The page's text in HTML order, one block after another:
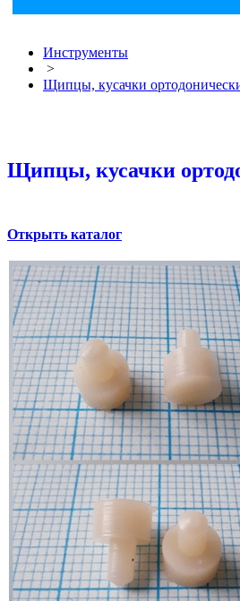
Инструменты
>
Щипцы, кусачки
Щипцы, кусачки
Открыть каталог